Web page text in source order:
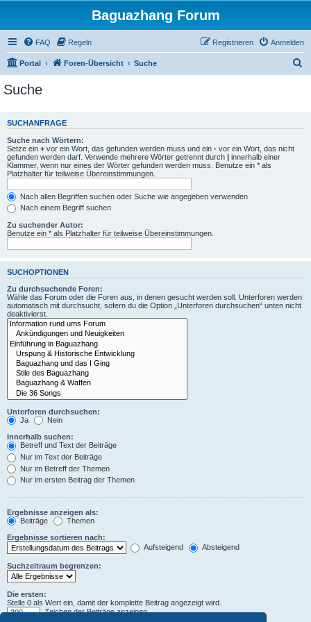
Baguazhang Forum
FAQ Regeln Anmelden
Registrieren
Portal Foren-Übersicht Suche
e
Suche
SUCHANFRAGE
Suche nach Wörtern:
Setze ein + vor ein Wort, das gefunden werden muss und ein - vor ein Wort, das nicht
gefunden werden darf. Verwende mehrere Wörter getrennt durch | innerhalb einer
Klammer, wenn nur eines der Wörter gefunden werden muss. Benutze ein * als
Platzhalter für teilweise Übereinstimmungen.
Nach allen Begriffen suchen oder Suche wie angegeben verwenden
Nach einem Begriff suchen
Zu suchender Autor:
Benutze ein * als Platzhalter für teilweise Übereinstimmungen.
SUCHOPTIONEN
Zu durchsuchende Foren:
Wähle das Forum oder die Foren aus, in denen gesucht werden soll. Unterforen werden
automatisch mit durchsucht, sofern du die Option „Unterforen durchsuchen“ unten nicht
deaktivierst.
Unterforen durchsuchen:
Ja
Nein
Innerhalb suchen:
Betreff und Text der Beiträge
Nur im Text der Beiträge
Nur im Betreff der Themen
Nur im ersten Beitrag der Themen
Ergebnisse anzeigen als:
Beiträge
Themen
Ergebnisse sortieren nach:
Aufsteigend
Absteigend
Suchzeitraum begrenzen:
Die ersten:
Stelle 0 als Wert ein, damit der komplette Beitrag angezeigt wird.
Zeichen der Beiträge anzeigen